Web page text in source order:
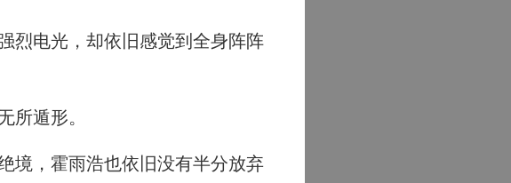
烈电光，却依旧感觉到全身阵阵
所遁形。
境，霍雨浩也依旧没有半分放弃